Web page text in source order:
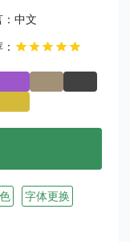
：中文
字体更换